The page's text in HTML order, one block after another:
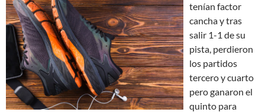
tenían factor
cancha y tras
salir 1-1 de su
pista, perdieron
los partidos
tercero y cuarto
pero ganaron el
quinto para